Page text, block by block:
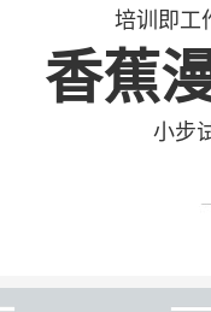
培训即工
香蕉
小步